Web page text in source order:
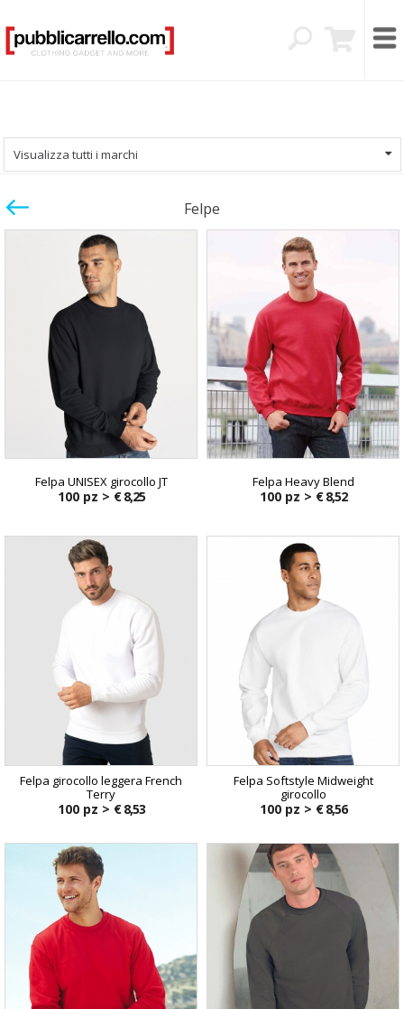
Visualizza tutti i marchi
Felpe
Felpa UNISEX girocollo JT
100 pz > € 8,25
Felpa Heavy Blend
100 pz > € 8,52
Felpa girocollo leggera French
Terry
100 pz > € 8,53
Felpa Softstyle Midweight
girocollo
100 pz > € 8,56